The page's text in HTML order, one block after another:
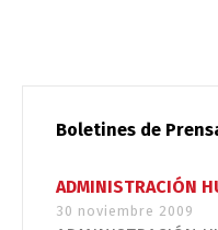
Boletines de
ADMINISTRACIÓN
30 noviembre 2009